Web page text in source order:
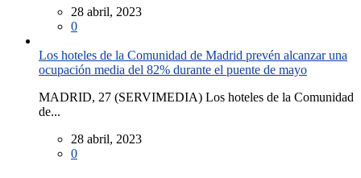
28 abril, 2023
0
Los hoteles de la Comunidad de Madrid prevén alcanzar una
ocupación media del 82% durante el puente de mayo
MADRID, 27 (SERVIMEDIA) Los hoteles de la Comunidad
de...
28 abril, 2023
0